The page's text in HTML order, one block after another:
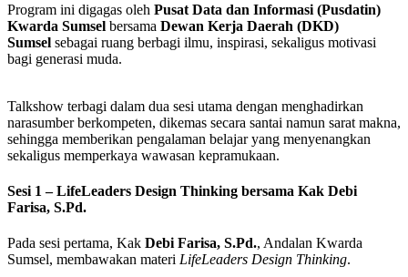
Program ini digagas oleh Pusat Data dan Informasi (Pusdatin)
Kwarda Sumsel bersama Dewan Kerja Daerah (DKD)
Sumsel sebagai ruang berbagi ilmu, inspirasi, sekaligus motivasi
bagi generasi muda.
Talkshow terbagi dalam dua sesi utama dengan menghadirkan
narasumber berkompeten, dikemas secara santai namun sarat makna,
sehingga memberikan pengalaman belajar yang menyenangkan
sekaligus memperkaya wawasan kepramukaan.
Sesi 1 – LifeLeaders Design Thinking bersama Kak Debi
Farisa, S.Pd.
Pada sesi pertama, Kak Debi Farisa, S.Pd., Andalan Kwarda
Sumsel, membawakan materi LifeLeaders Design Thinking.